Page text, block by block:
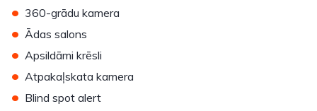
• 360-grādu kamera
• Ādas salons
• Apsildāmi krēsli
• Atpakaļskata kamera
• Blind spot alert